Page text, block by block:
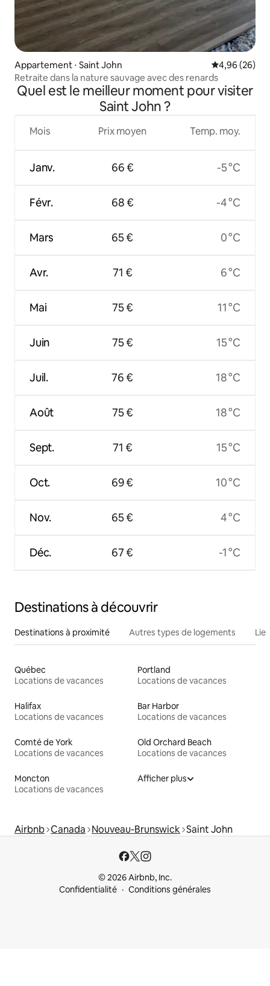
Appartement ⋅ Saint John Évaluation
4,96 (26)
Retraite dans la nature sauvage avec des renards
Quel est le meilleur moment pour visiter
Saint John ?
Mois
Janv.
Févr.
Mars
Avr.
Mai
Juin
Juil.
Août
Sept.
Oct.
Nov.
Déc.
Prix moyen
66 €
68 €
65 €
71 €
75 €
75 €
76 €
75 €
71 €
69 €
65 €
67 €
Temp. moy.
-5 °C
-4 °C
0 °C
6 °C
11 °C
15 °C
18 °C
18 °C
15 °C
10 °C
4 °C
-1 °C
Destinations à découvrir
Destinations à proximité Autres types de logements
Québec
Locations de vacances
Portland
Locations de vacances
Halifax
Locations de vacances
Bar Harbor
Locations de vacances
Comté de York
Locations de vacances
Old Orchard Beach
Locations de vacances
Moncton
Locations de vacances
Afficher plus
Airbnb Canada Nouveau-Brunswick Saint John
© 2026 Airbnb, Inc.
Confidentialité
Conditions générales